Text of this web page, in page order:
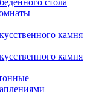
стола
камня
камня